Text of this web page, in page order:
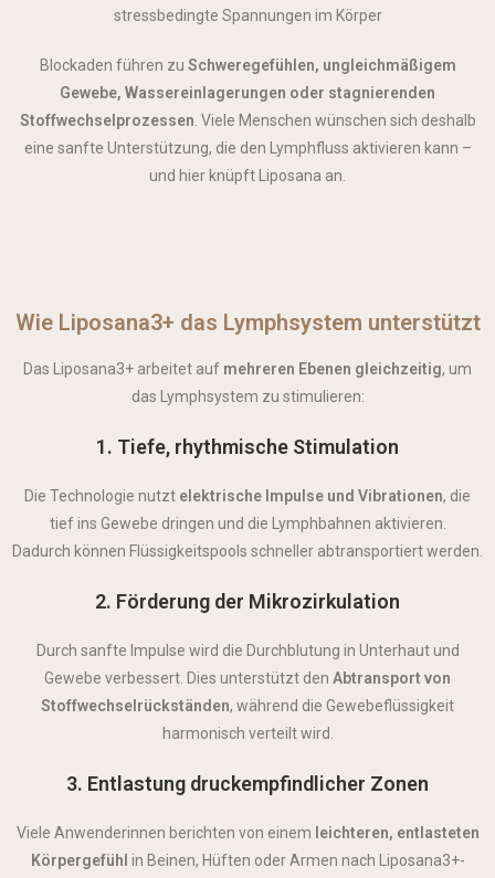
stressbedingte Spannungen im Körper
Blockaden führen zu Schweregefühlen, ungleichmäßigem
Gewebe, Wassereinlagerungen oder stagnierenden
Stoffwechselprozessen . Viele Menschen wünschen sich deshalb
eine sanfte Unterstützung, die den Lymphfluss aktivieren kann –
und hier knüpft Liposana an.
Wie Liposana3+ das Lymphsystem unterstützt
Das Liposana3+ arbeitet auf mehreren Ebenen gleichzeitig, um
das Lymphsystem zu stimulieren:
1. Tiefe, rhythmische Stimulation
Die Technologie nutzt elektrische Impulse und Vibrationen, die
tief ins Gewebe dringen und die Lymphbahnen aktivieren.
Dadurch können Flüssigkeitspools schneller abtransportiert werden.
2. Förderung der Mikrozirkulation
Durch sanfte Impulse wird die Durchblutung in Unterhaut und
Gewebe verbessert. Dies unterstützt den Abtransport von
Stoffwechselrückständen, während die Gewebeflüssigkeit
harmonisch verteilt wird.
3. Entlastung druckempfindlicher Zonen
Viele Anwenderinnen berichten von einem leichteren, entlasteten
Körpergefühl in Beinen, Hüften oder Armen nach Liposana3+-